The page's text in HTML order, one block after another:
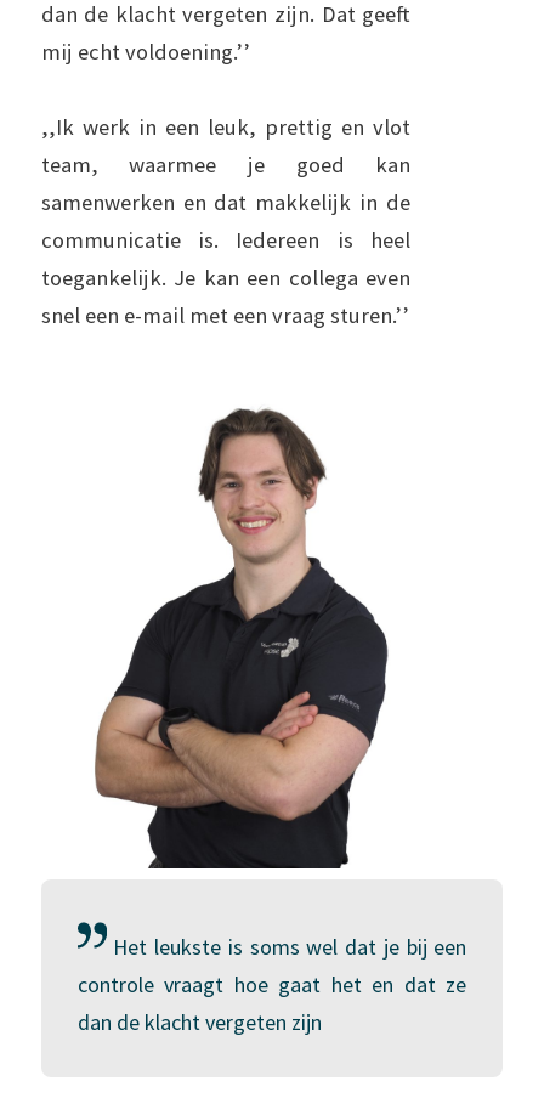
dan de klacht vergeten zijn. Dat geeft
mij echt voldoening.’’
,,Ik werk in een leuk, prettig en vlot
team, waarmee je goed kan
samenwerken en dat makkelijk in de
communicatie is. Iedereen is heel
toegankelijk. Je kan een collega even
snel een e-mail met een vraag sturen.’’
Het leukste is soms wel dat je bij een
controle vraagt hoe gaat het en dat ze
dan de klacht vergeten zijn